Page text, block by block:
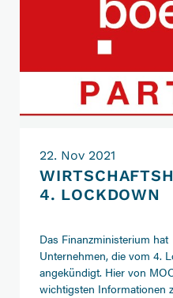
22. Nov 2021
4. LOCKDOWN
Das Finanzministerium
Unternehmen, die vom 4.
angekündigt. Hier von
wichtigsten Informationen